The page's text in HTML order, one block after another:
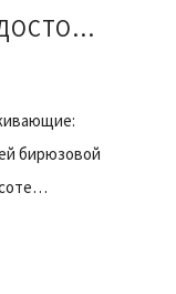
ОЗЕРО КОМО ИТАЛИЯ ДОСТОПРИМЕЧАТЕЛЬНОСТИ ОТЗЫВЫ
бирюзовой